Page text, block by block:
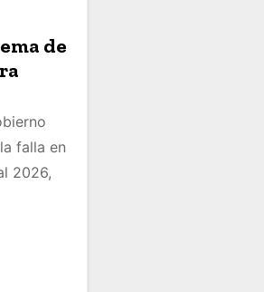
de
falla en
2026,